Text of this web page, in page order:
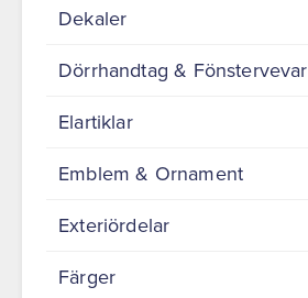
Dekaler
Dörrhandtag & Fönstervevar
Elartiklar
Emblem & Ornament
Exteriördelar
Färger